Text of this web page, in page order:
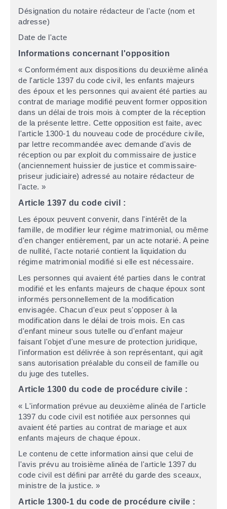
Désignation du notaire rédacteur de l'acte (nom et
adresse)
Date de l'acte
Informations concernant l'opposition
« Conformément aux dispositions du deuxième alinéa
de l'article 1397 du code civil, les enfants majeurs
des époux et les personnes qui avaient été parties au
contrat de mariage modifié peuvent former opposition
dans un délai de trois mois à compter de la réception
de la présente lettre. Cette opposition est faite, avec
l'article 1300-1 du nouveau code de procédure civile,
par lettre recommandée avec demande d'avis de
réception ou par exploit du commissaire de justice
(anciennement huissier de justice et commissaire-
priseur judiciaire) adressé au notaire rédacteur de
l'acte. »
Article 1397 du code civil :
Les époux peuvent convenir, dans l'intérêt de la
famille, de modifier leur régime matrimonial, ou même
d'en changer entièrement, par un acte notarié. A peine
de nullité, l'acte notarié contient la liquidation du
régime matrimonial modifié si elle est nécessaire.
Les personnes qui avaient été parties dans le contrat
modifié et les enfants majeurs de chaque époux sont
informés personnellement de la modification
envisagée. Chacun d'eux peut s'opposer à la
modification dans le délai de trois mois. En cas
d'enfant mineur sous tutelle ou d'enfant majeur
faisant l'objet d'une mesure de protection juridique,
l'information est délivrée à son représentant, qui agit
sans autorisation préalable du conseil de famille ou
du juge des tutelles.
Article 1300 du code de procédure civile :
« L'information prévue au deuxième alinéa de l'article
1397 du code civil est notifiée aux personnes qui
avaient été parties au contrat de mariage et aux
enfants majeurs de chaque époux.
Le contenu de cette information ainsi que celui de
l'avis prévu au troisième alinéa de l'article 1397 du
code civil est défini par arrêté du garde des sceaux,
ministre de la justice. »
Article 1300-1 du code de procédure civile :